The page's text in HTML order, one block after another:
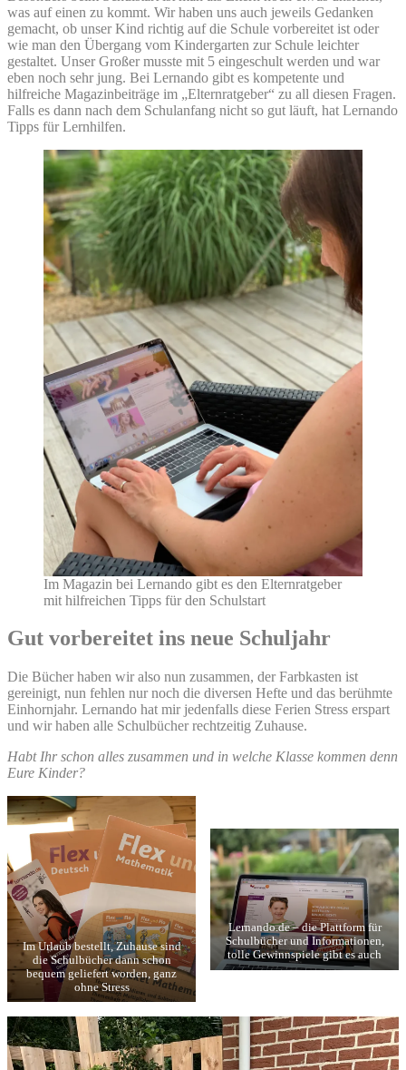
was auf einen zu kommt. Wir haben uns auch jeweils Gedanken
gemacht, ob unser Kind richtig auf die Schule vorbereitet ist oder
wie man den Übergang vom Kindergarten zur Schule leichter
gestaltet. Unser Großer musste mit 5 eingeschult werden und war
eben noch sehr jung. Bei Lernando gibt es kompetente und
hilfreiche Magazinbeiträge im „Elternratgeber“ zu all diesen Fragen.
Falls es dann nach dem Schulanfang nicht so gut läuft, hat Lernando
Tipps für Lernhilfen.
Im Magazin bei Lernando gibt es den Elternratgeber
mit hilfreichen Tipps für den Schulstart
Gut vorbereitet ins neue Schuljahr
Die Bücher haben wir also nun zusammen, der Farbkasten ist
gereinigt, nun fehlen nur noch die diversen Hefte und das berühmte
Einhornjahr. Lernando hat mir jedenfalls diese Ferien Stress erspart
und wir haben alle Schulbücher rechtzeitig Zuhause.
Habt Ihr schon alles zusammen und in welche Klasse kommen denn
Eure Kinder?
Im Urlaub bestellt, Zuhause sind
die Schulbücher dann schon
bequem geliefert worden, ganz
ohne Stress
Lernando.de – die Plattform für
Schulbücher und Informationen,
tolle Gewinnspiele gibt es auch